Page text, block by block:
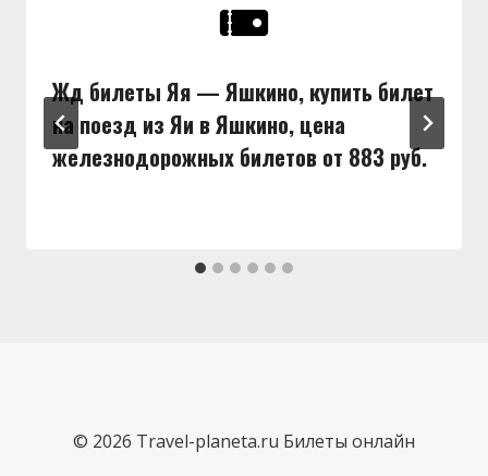
Жд билеты Яя — Яшкино, купить билет
на поезд из Яи в Яшкино, цена
железнодорожных билетов от 883 руб.
© 2026 Travel-planeta.ru Билеты онлайн